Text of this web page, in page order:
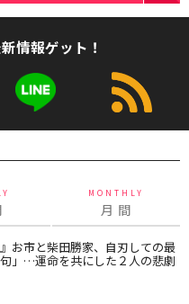
情報ゲット！
MONTHLY
月 間
』お市と柴田勝家、自刃しての最
」…運命を共にした２人の悲劇